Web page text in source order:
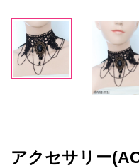
アクセサリー